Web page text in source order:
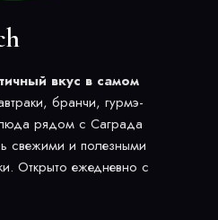
вкус в самом
бранчи, гурмэ-
рядом с Саграда
свежими и полезными
Открыто ежедневно с